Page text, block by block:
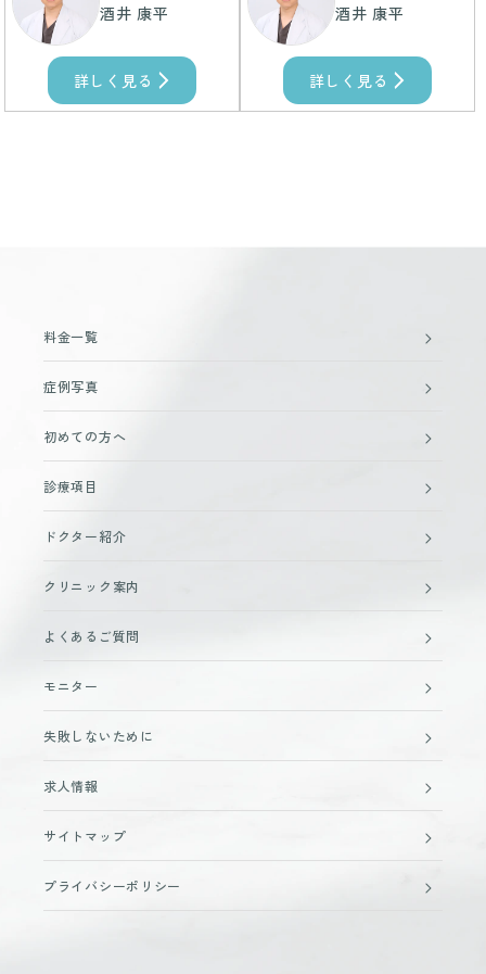
酒井 康平
詳しく見る
酒井 康平
詳しく見る
料金一覧
症例写真
初めての方へ
診療項目
ドクター紹介
クリニック案内
よくあるご質問
モニター
失敗しないために
求人情報
サイトマップ
プライバシーポリシー